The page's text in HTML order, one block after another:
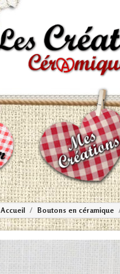
Accueil Boutons en céramique